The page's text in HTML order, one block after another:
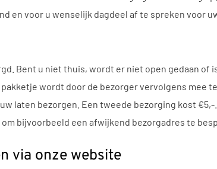
en voor u wenselijk dagdeel af te spreken voor
Bent u niet thuis, wordt er niet open gedaan of
wordt door de bezorger vervolgens mee
laten bezorgen. Een tweede bezorging kost
bijvoorbeeld een afwijkend bezorgadres te
via onze website